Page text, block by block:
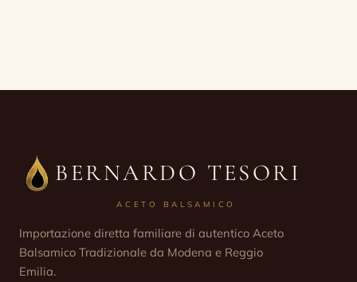
BERNARDO TESORI
ACETO BALSAMICO
Importazione diretta familiare di autentico Aceto
Balsamico Tradizionale da Modena e Reggio
Emilia.